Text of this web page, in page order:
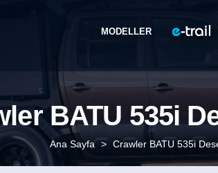
MODELLER
BATU 535i
Ana Sayfa > Crawler BATU 535i